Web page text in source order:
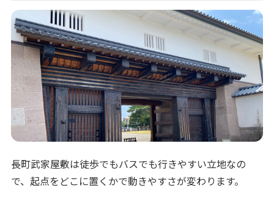
長町武家屋敷は徒歩でもバスでも行きやすい立地なの
で、起点をどこに置くかで動きやすさが変わります。